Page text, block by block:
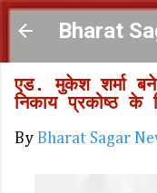
Bharat
एड. मुकेश शर्मा
निकाय प्रकोष्ठ के
By Bharat Sagar